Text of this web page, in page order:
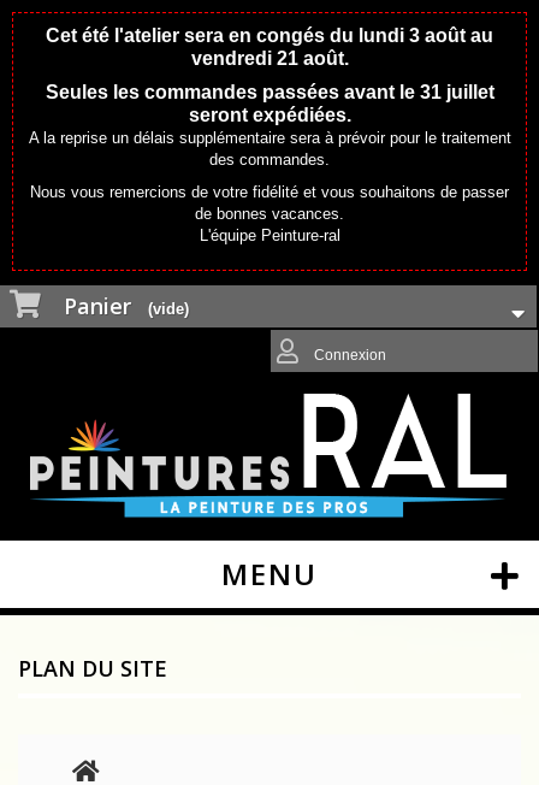
Cet été l'atelier sera en congés du lundi 3 août au
vendredi 21 août.
Seules les commandes passées avant le 31 juillet
seront expédiées.
A la reprise un délais supplémentaire sera à prévoir pour le traitement
des commandes.
Nous vous remercions de votre fidélité et vous souhaitons de passer
de bonnes vacances.
L'équipe Peinture-ral
Panier (vide)
Connexion
MENU
PLAN DU SITE